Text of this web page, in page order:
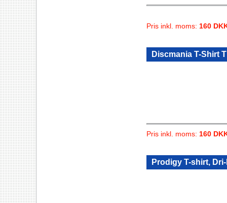
Pris inkl. moms: 160
Discmania T-Shirt
Pris inkl. moms: 160
Prodigy T-shirt,